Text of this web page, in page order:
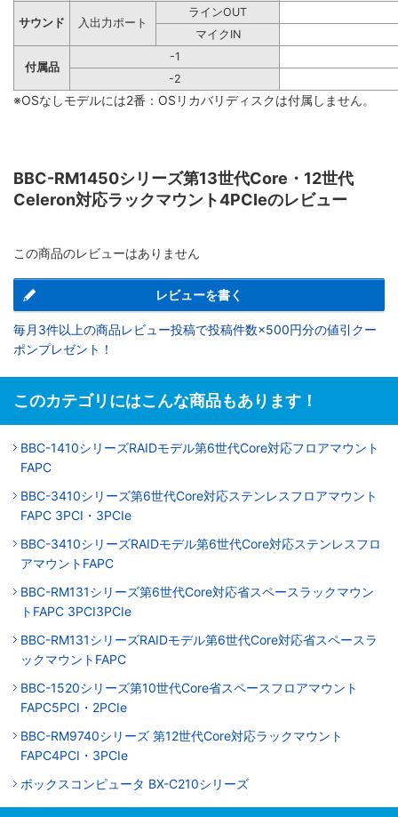
サウンド 入出力ポート
ラインOUT
マイクIN
付属品
-1
-2
※OSなしモデルには2番：OSリカバリディスクは付属しません。
BBC-RM1450シリーズ第13世代Core・12世代
Celeron対応ラックマウント4PCIeのレビュー
この商品のレビューはありません
レビューを書く
毎月3件以上の商品レビュー投稿で投稿件数×500円分の値引クー
ポンプレゼント！
このカテゴリにはこんな商品もあります！
BBC-1410シリーズRAIDモデル第6世代Core対応フロアマウント
FAPC
BBC-3410シリーズ第6世代Core対応ステンレスフロアマウント
FAPC 3PCI・3PCIe
BBC-3410シリーズRAIDモデル第6世代Core対応ステンレスフロ
アマウントFAPC
BBC-RM131シリーズ第6世代Core対応省スペースラックマウン
トFAPC 3PCI3PCIe
BBC-RM131シリーズRAIDモデル第6世代Core対応省スペースラ
ックマウントFAPC
BBC-1520シリーズ第10世代Core省スペースフロアマウント
FAPC5PCI・2PCIe
BBC-RM9740シリーズ 第12世代Core対応ラックマウント
FAPC4PCI・3PCIe
ボックスコンピュータ BX-C210シリーズ